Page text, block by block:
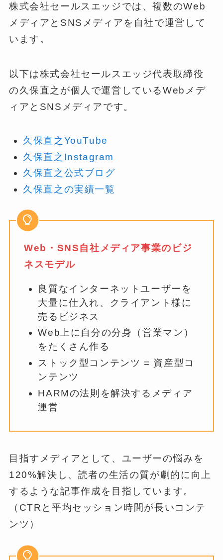
株式会社セールスエッジでは、複数のWeb
メディアとSNSメディアを自社で運営して
います。
以下は株式会社セールスエッジ代表取締役
の久保直之が個人で運営しているWebメデ
ィアとSNSメディアです。
久保直之YouTube
久保直之Instagram
久保直之公式ブログ
久保直之の実績一覧
Web・SNS自社メディア事業のビジ
ネスモデル
良質なインターネットユーザーを
大量に仕入れ、クライアント様に
売るビジネス
Web上に自分の分身（営業マン）
をたくさん作る
ストック型コンテンツ = 資産型コ
ンテンツ
HARMの法則を解決するメディア
運営
目指すメディアとして、ユーザーの悩みを
120%解決し、読者の生活の質が劇的に向上
するような記事作成を目指しています。
（CTRと平均セッション時間が長いコンテ
ンツ）